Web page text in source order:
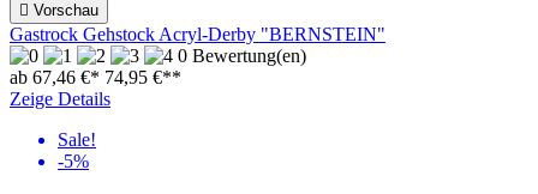
 Vorschau
Gastrock Gehstock Acryl-Derby "BERNSTEIN"
0 Bewertung(en)
ab 67,46 €* 74,95 €**
Zeige Details
Sale!
-5%